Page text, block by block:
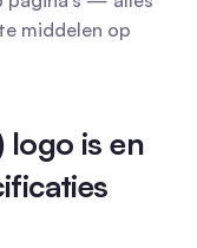
middelen op
logo is en